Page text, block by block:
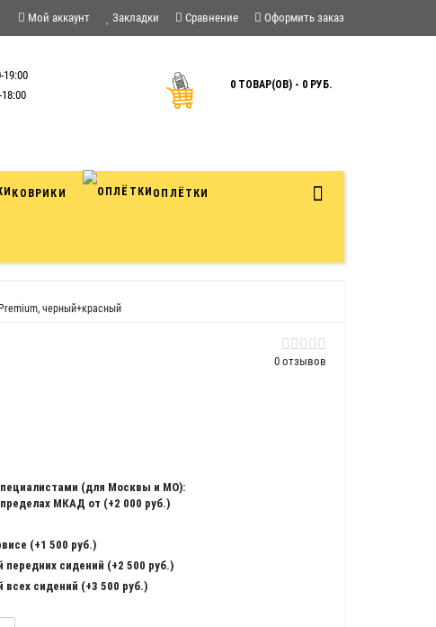
Мой аккаунт Закладки Сравнение Оформить заказ
0 ТОВАР(ОВ) - 0 РУБ.
КОВРИКИ ОПЛЁТКИ
черный+красный
0 отзывов
(для Москвы и МО):
МКАД от (+2 000 руб.)
(+1 500 руб.)
передних сидений (+2 500 руб.)
всех сидений (+3 500 руб.)